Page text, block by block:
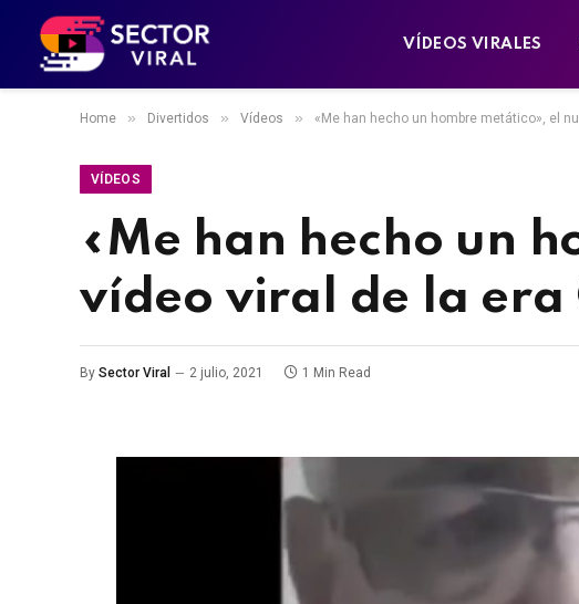
VÍDEOS VIRALES
Home » Divertidos » Vídeos » «Me han hecho un hombre metático», el
VÍDEOS
«Me han hecho un
vídeo viral de la era
By Sector Viral 2 julio, 2021 1 Min Read